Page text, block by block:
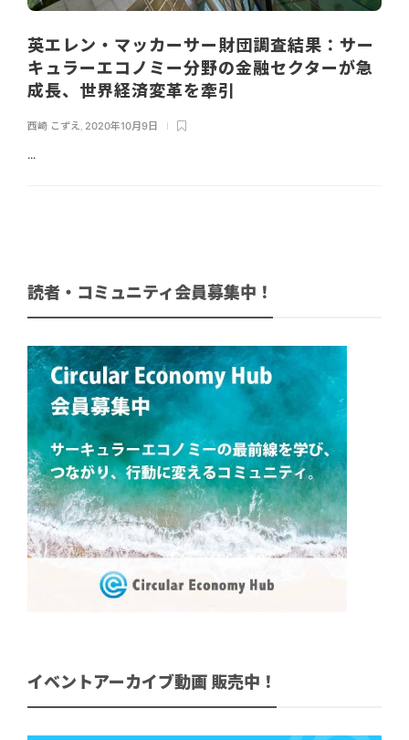
英エレン・マッカーサー財団調査結果：サー
キュラーエコノミー分野の金融セクターが急
成長、世界経済変革を牽引
西崎 こずえ 2020年10月9日
...
読者・コミュニティ会員募集中！
イベントアーカイブ動画 販売中！